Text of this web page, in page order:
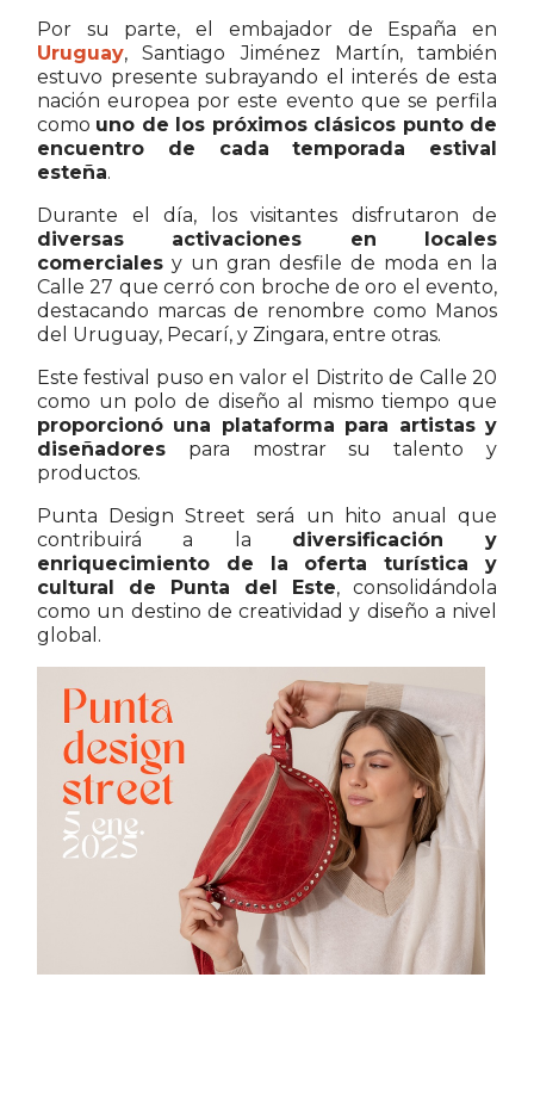
Por su parte, el embajador de España en
Uruguay, Santiago Jiménez Martín, también
estuvo presente subrayando el interés de esta
nación europea por este evento que se perfila
como uno de los próximos clásicos punto de
encuentro de cada temporada estival
esteña.
Durante el día, los visitantes disfrutaron de
diversas activaciones en locales
comerciales y un gran desfile de moda en la
Calle 27 que cerró con broche de oro el evento,
destacando marcas de renombre como Manos
del Uruguay, Pecarí, y Zingara, entre otras.
Este festival puso en valor el Distrito de Calle 20
como un polo de diseño al mismo tiempo que
proporcionó una plataforma para artistas y
diseñadores para mostrar su talento y
productos.
Punta Design Street será un hito anual que
contribuirá a la diversificación y
enriquecimiento de la oferta turística y
cultural de Punta del Este, consolidándola
como un destino de creatividad y diseño a nivel
global.